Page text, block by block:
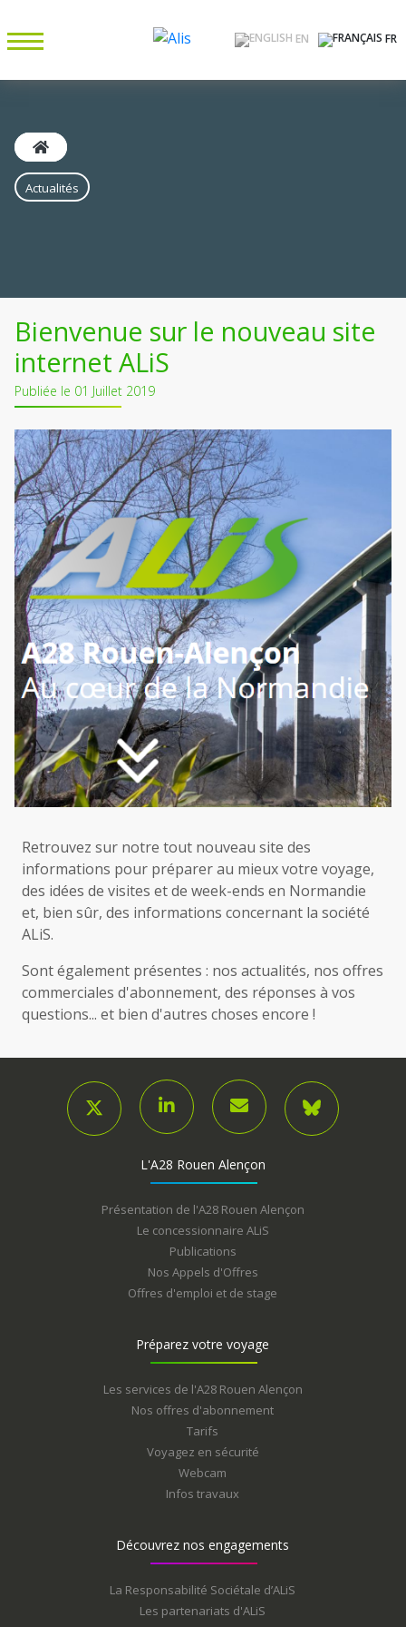
EN FR
Actualités
Retrouvez sur notre tout nouveau site des
informations pour préparer au mieux votre voyage,
des idées de visites et de week-ends en Normandie
et, bien sûr, des informations concernant la société
ALiS.
Sont également présentes : nos actualités, nos offres
commerciales d'abonnement, des réponses à vos
questions... et bien d'autres choses encore !
Bienvenue sur le nouveau site
internet ALiS
Publiée le 01 Juillet 2019
L'A28 Rouen Alençon
Présentation de l'A28 Rouen Alençon
Le concessionnaire ALiS
Publications
Nos Appels d'Offres
Offres d'emploi et de stage
Préparez votre voyage
Les services de l'A28 Rouen Alençon
Nos offres d'abonnement
Tarifs
Voyagez en sécurité
Webcam
Infos travaux
Découvrez nos engagements
La Responsabilité Sociétale d’ALiS
Les partenariats d'ALiS